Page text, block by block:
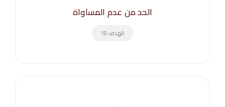
الحد من عدم المساواة
الهدف 10